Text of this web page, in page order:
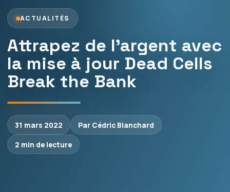
ACTUALITÉS
Attrapez de l’argent avec
la mise à jour Dead Cells
Break the Bank
31 mars 2022
Par Cédric Blanchard
2 min de lecture